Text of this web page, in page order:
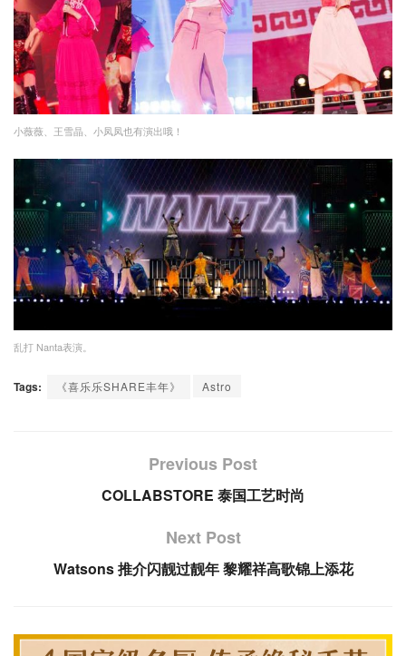
小薇薇、王雪晶、小凤凤也有演出哦！
乱打 Nanta表演。
Tags: 《喜乐乐SHARE丰年》 Astro
Previous Post
COLLABSTORE 泰国工艺时尚
Next Post
Watsons 推介闪靓过靓年 黎耀祥高歌锦上添花